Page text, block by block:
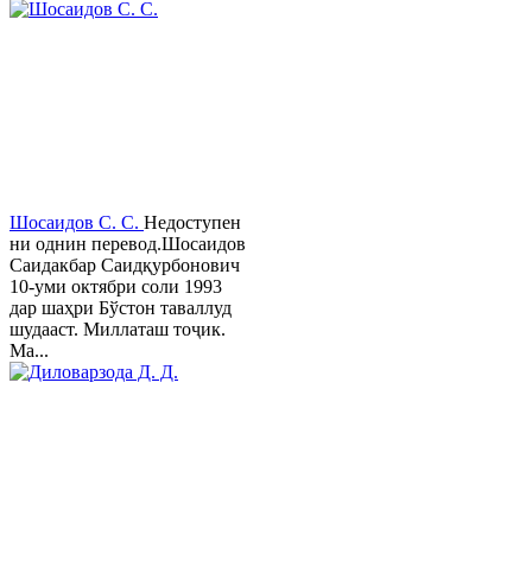
Шосаидов С. С. Недоступен
ни однин перевод.Шосаидов
Саидакбар Саидқурбонович
10-уми октябри соли 1993
дар шаҳри Бўстон таваллуд
шудааст. Миллаташ тоҷик.
Ма...